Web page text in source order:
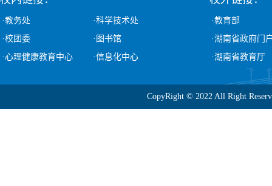
·教务处
·科学技术处
·校团委
·图书馆
·心理健康教育中心
·信息化中心
·教育部
·湖南省政府门
·湖南省教育厅
CopyRight © 2022 All Right